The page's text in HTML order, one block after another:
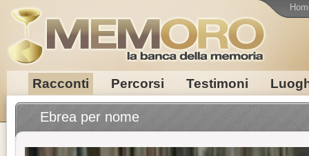
Racconti Percorsi Testimoni
Ebrea per nome